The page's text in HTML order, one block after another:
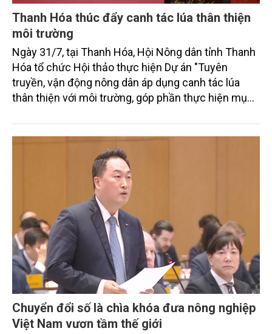
Thanh Hóa thúc đẩy canh tác lúa thân thiện
môi trường
Ngày 31/7, tại Thanh Hóa, Hội Nông dân tỉnh Thanh
Hóa tổ chức Hội thảo thực hiện Dự án "Tuyên
truyền, vận động nông dân áp dụng canh tác lúa
thân thiện với môi trường, góp phần thực hiện mục
trình thu hút sự tham gia của đông đảo đại biểu đến
từ các cơ quan quản lý nhà nước, đơn vị nghiên cứu,
doanh nghiệp, hợp tác xã và nông dân đang trực
tiếp triển khai mô hình sản xuất lúa phát thải thấp.
Chuyển đổi số là chìa khóa đưa nông nghiệp
Việt Nam vươn tầm thế giới